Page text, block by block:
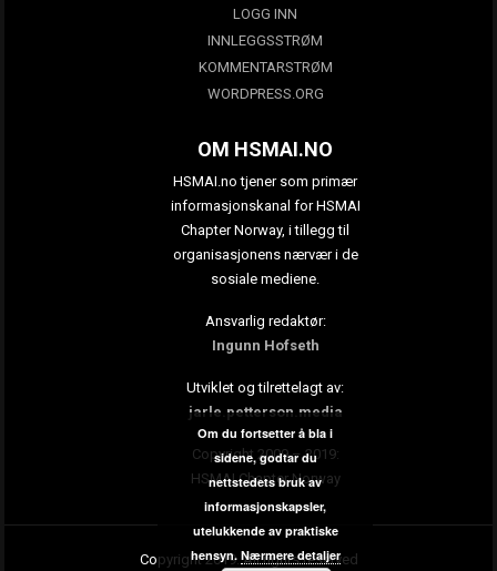
LOGG INN
INNLEGGSSTRØM
KOMMENTARSTRØM
WORDPRESS.ORG
OM HSMAI.NO
HSMAI.no tjener som primær
informasjonskanal for HSMAI
Chapter Norway, i tillegg til
organisasjonens nærvær i de
sosiale mediene.
Ansvarlig redaktør:
Ingunn Hofseth
Utviklet og tilrettelagt av:
jarle.petterson.media
Copyright 2009 – 2019:
HSMAI Chapter Norway
Copyright 2019. All rights reserved
Om du fortsetter å bla i
sidene, godtar du
nettstedets bruk av
informasjonskapsler,
utelukkende av praktiske
hensyn. Nærmere detaljer